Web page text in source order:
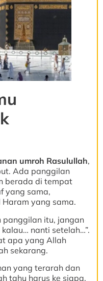
umroh Rasulullah,
Ada panggilan
berada di tempat
yang sama,
yang sama.
panggilan itu, jangan
nanti setelah…”.
apa yang Allah
sekarang.
yang terarah dan
tahu harus ke siapa.